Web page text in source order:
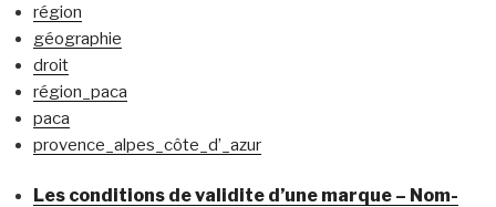
région
géographie
droit
région_paca
paca
provence_alpes_côte_d’_azur
Les conditions de validite d’une marque – Nom-